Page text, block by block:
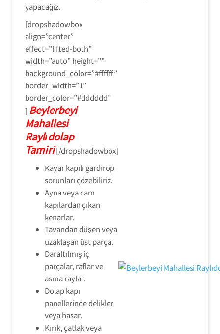
yapacağız.
[dropshadowbox
align=”center”
effect=”lifted-both”
width=”auto” height=””
background_color=”#ffffff”
border_width=”1″
border_color=”#dddddd”
] Beylerbeyi
Mahallesi
Raylıdolap
Tamiri[/dropshadowbox]
Kayar kapılı gardırop
sorunları çözebiliriz.
Ayna veya cam
kapılardan çıkan
kenarlar.
Tavandan düşen veya
uzaklaşan üst parça.
Daraltılmış iç
parçalar, raflar ve
asma raylar.
Dolap kapı
panellerinde delikler
veya hasar.
Kırık, çatlak veya